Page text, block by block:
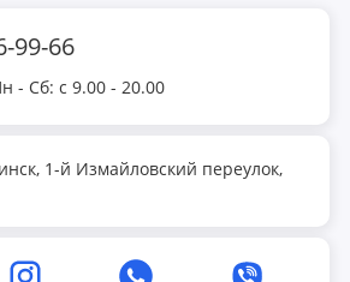
99-66
- Сб: с 9.00 - 20.00
1-й Измайловский переулок,